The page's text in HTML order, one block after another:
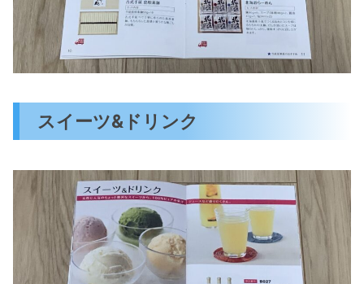
スイーツ&ドリンク